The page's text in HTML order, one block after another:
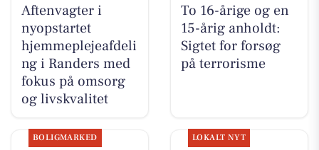
Aftenvagter i
nyopstartet
hjemmeplejeafdeli
ng i Randers med
fokus på omsorg
og livskvalitet
To 16-årige og en
15-årig anholdt:
Sigtet for forsøg
på terrorisme
BOLIGMARKED LOKALT NYT